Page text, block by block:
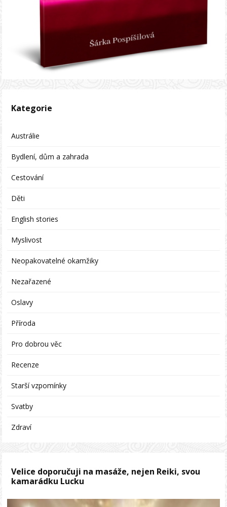
Kategorie
Austrálie
Bydlení, dům a zahrada
Cestování
Děti
English stories
Myslivost
Neopakovatelné okamžiky
Nezařazené
Oslavy
Příroda
Pro dobrou věc
Recenze
Starší vzpomínky
Svatby
Zdraví
Velice doporučuji na masáže, nejen Reiki, svou
kamarádku Lucku